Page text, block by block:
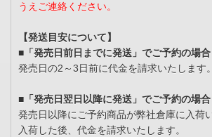
うえご連絡ください。
【発送目安について】
■「発売日前日までに発送」でご予約の場合
発売日の2～3日前に代金を請求いたします。
■「発売日翌日以降に発送」でご予約の場合
発売日以降にご予約商品が弊社倉庫に入荷
入荷した後、代金を請求いたします。